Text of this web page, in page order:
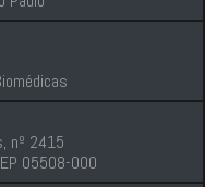
nº 2415
05508-000